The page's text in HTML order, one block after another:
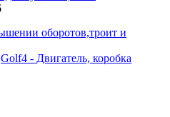
оборотов,троит и
Golf4 - Двигатель, коробка